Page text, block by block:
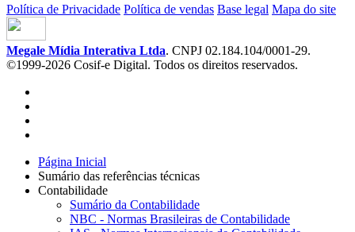
Política de Privacidade Política de vendas Base legal Mapa do site
Megale Mídia Interativa Ltda. CNPJ 02.184.104/0001-29.
©1999-2026 Cosif-e Digital. Todos os direitos reservados.
Página Inicial
Sumário das referências técnicas
Contabilidade
Sumário da Contabilidade
NBC - Normas Brasileiras de Contabilidade